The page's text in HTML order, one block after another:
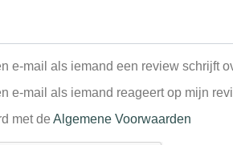
e-mail als iemand een review schrijft
e-mail als iemand reageert op mijn
met de Algemene Voorwaarden